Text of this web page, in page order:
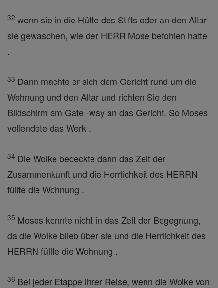
32 wenn sie in die Hütte des Stifts oder an den Altar
sie gewaschen, wie der HERR Mose befohlen hatte
.
33 Dann machte er sich dem Gericht rund um die
Wohnung und den Altar und richten Sie den
Bildschirm am Gate -way an das Gericht. So Moses
vollendete das Werk .
34 Die Wolke bedeckte dann das Zelt der
Zusammenkunft und die Herrlichkeit des HERRN
füllte die Wohnung .
35 Moses konnte nicht in das Zelt der Begegnung,
da die Wolke blieb über sie und die Herrlichkeit des
HERRN füllte die Wohnung .
36 Bei jeder Etappe ihrer Reise, wenn die Wolke von